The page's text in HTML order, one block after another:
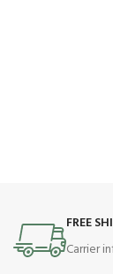
FREE
Carrier